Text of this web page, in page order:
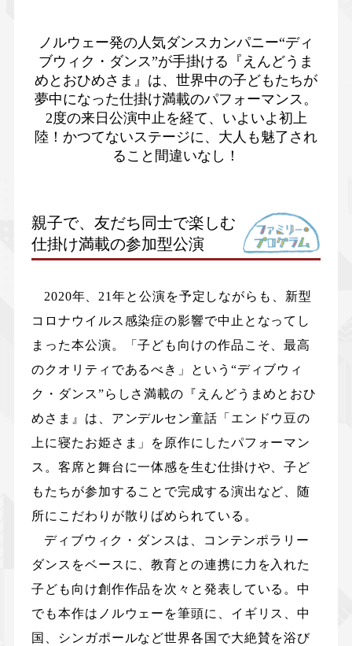
ノルウェー発の人気ダンスカンパニー“ディ
ブウィク・ダンス”が手掛ける『えんどうま
めとおひめさま』は、世界中の子どもたちが
夢中になった仕掛け満載のパフォーマンス。
2度の来日公演中止を経て、いよいよ初上
陸！かつてないステージに、大人も魅了され
ること間違いなし！
親子で、友だち同士で楽しむ
仕掛け満載の参加型公演
2020年、21年と公演を予定しながらも、新型
コロナウイルス感染症の影響で中止となってし
まった本公演。「子ども向けの作品こそ、最高
のクオリティであるべき」という“ディブウィ
ク・ダンス”らしさ満載の『えんどうまめとおひ
めさま』は、アンデルセン童話「エンドウ豆の
上に寝たお姫さま」を原作にしたパフォーマン
ス。客席と舞台に一体感を生む仕掛けや、子ど
もたちが参加することで完成する演出など、随
所にこだわりが散りばめられている。
ディブウィク・ダンスは、コンテンポラリー
ダンスをベースに、教育との連携に力を入れた
子ども向け創作作品を次々と発表している。中
でも本作はノルウェーを筆頭に、イギリス、中
国、シンガポールなど世界各国で大絶賛を浴び